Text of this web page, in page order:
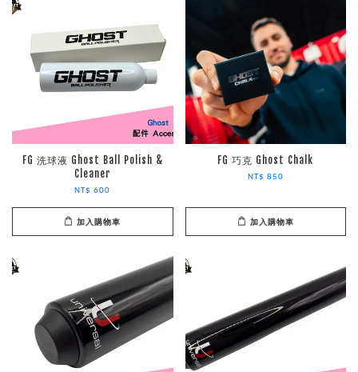
FG 洗球液 Ghost Ball Polish &
Cleaner
NT$ 600
加入購物車
FG 巧克 Ghost Chalk
NT$ 850
加入購物車